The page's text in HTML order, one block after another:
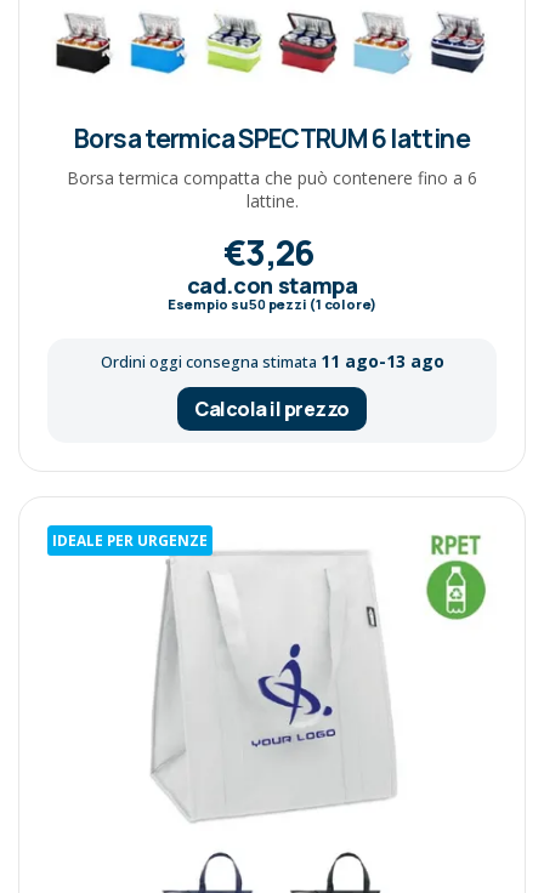
Borsa termica SPECTRUM 6 lattine
Borsa termica compatta che può contenere fino a 6
lattine.
€3,26
cad.con stampa
Esempio su50pezzi (1 colore)
Ordini oggi consegna stimata 11 ago-13 ago
Calcola il prezzo
IDEALE PER URGENZE